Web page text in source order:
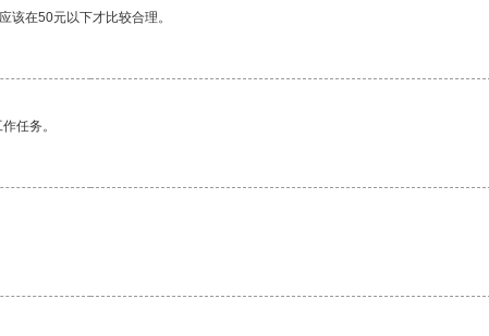
该在50元以下才比较合理。
任务。